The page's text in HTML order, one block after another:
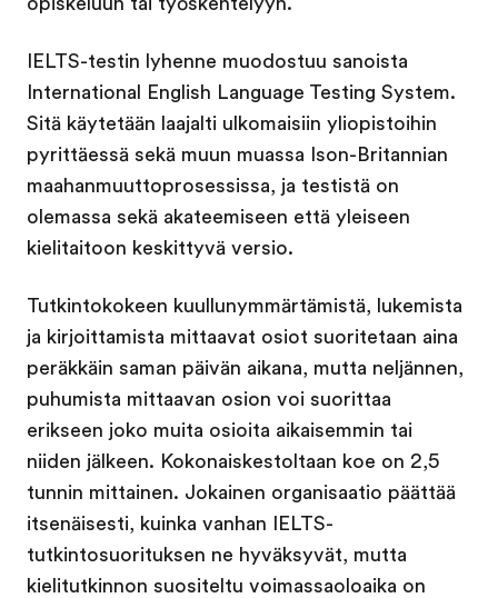
IELTS-testin lyhenne muodostuu sanoista
International English Language Testing System.
Sitä käytetään laajalti ulkomaisiin yliopistoihin
pyrittäessä sekä muun muassa Ison-Britannian
maahanmuuttoprosessissa, ja testistä on
olemassa sekä akateemiseen että yleiseen
kielitaitoon keskittyvä versio.
Tutkintokokeen kuullunymmärtämistä, lukemista
ja kirjoittamista mittaavat osiot suoritetaan aina
peräkkäin saman päivän aikana, mutta neljännen,
puhumista mittaavan osion voi suorittaa
erikseen joko muita osioita aikaisemmin tai
niiden jälkeen. Kokonaiskestoltaan koe on 2,5
tunnin mittainen. Jokainen organisaatio päättää
itsenäisesti, kuinka vanhan IELTS-
tutkintosuorituksen ne hyväksyvät, mutta
kielitutkinnon suositeltu voimassaoloaika on